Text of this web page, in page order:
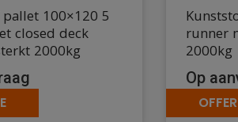
100×120 5
closed deck
2000kg
runner
2000kg
Op